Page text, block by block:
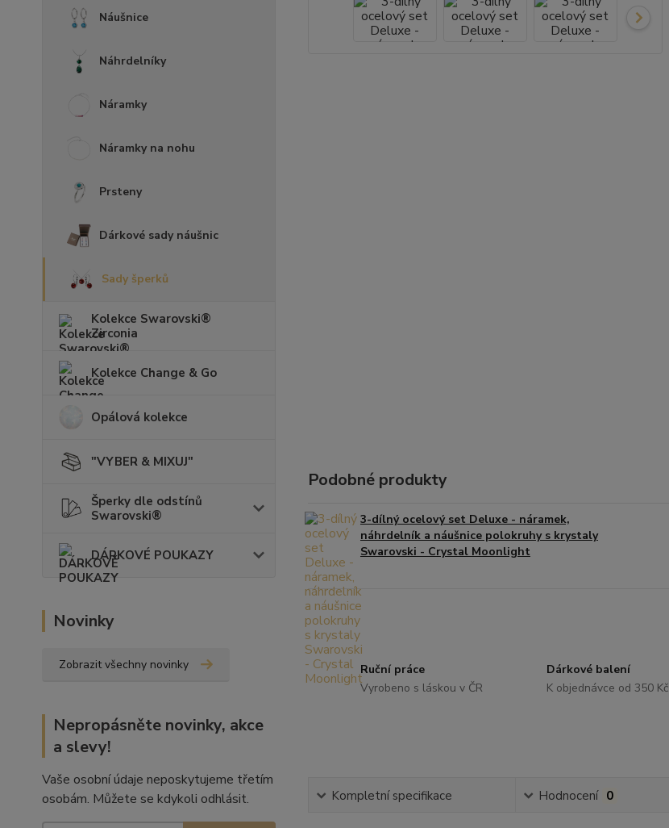
Náušnice
Náhrdelníky
Náramky
Náramky na nohu
Prsteny
Dárkové sady náušnic
Sady šperků
Kolekce Swarovski®
Zirconia
Kolekce Change & Go
Opálová kolekce
"VYBER & MIXUJ"
Šperky dle odstínů
Swarovski®
DÁRKOVÉ POUKAZY
Novinky
Zobrazit všechny novinky
Nepropásněte novinky, akce
a slevy!
Vaše osobní údaje neposkytujeme třetím
osobám. Můžete se kdykoli odhlásit.
Podobné produkty
3-dílný ocelový set Deluxe - náramek,
náhrdelník a náušnice polokruhy s krystaly
Swarovski - Crystal Moonlight
Ruční práce
Vyrobeno s láskou v ČR
Dárkové balení
K objednávce od 350 Kč
Kompletní specifikace Hodnocení 0